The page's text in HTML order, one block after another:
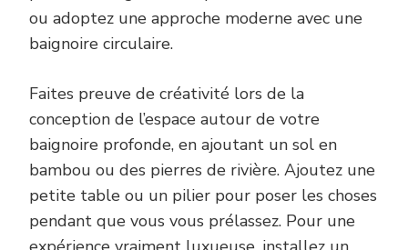
ou adoptez une approche moderne avec une
baignoire circulaire.
Faites preuve de créativité lors de la
conception de l’espace autour de votre
baignoire profonde, en ajoutant un sol en
bambou ou des pierres de rivière. Ajoutez une
petite table ou un pilier pour poser les choses
pendant que vous vous prélassez. Pour une